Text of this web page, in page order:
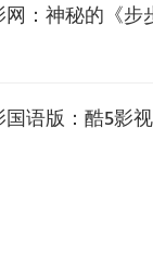
：神秘的《步
语版：酷5影